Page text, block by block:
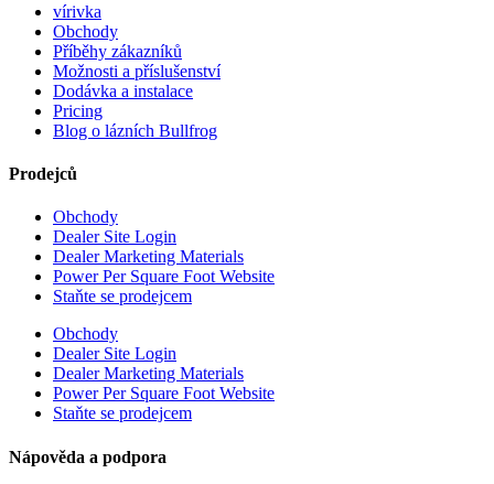
vírivka
Obchody
Příběhy zákazníků
Možnosti a příslušenství
Dodávka a instalace
Pricing
Blog o lázních Bullfrog
Prodejců
Obchody
Dealer Site Login
Dealer Marketing Materials
Power Per Square Foot Website
Staňte se prodejcem
Obchody
Dealer Site Login
Dealer Marketing Materials
Power Per Square Foot Website
Staňte se prodejcem
Nápověda a podpora